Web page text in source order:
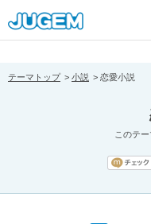
[pear_error:
prefix="" info=""]
テーマトップ 小説 恋愛小説
このテ